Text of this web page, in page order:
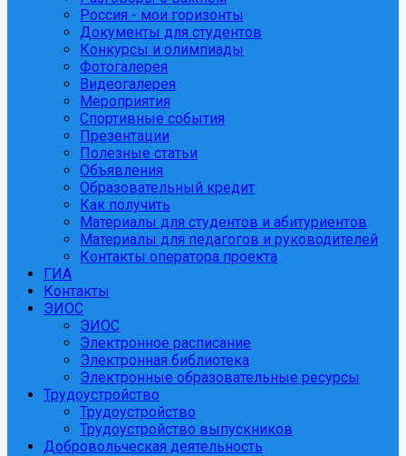
Россия - мои горизонты
Документы для студентов
Конкурсы и олимпиады
Фотогалерея
Видеогалерея
Мероприятия
Спортивные события
Презентации
Полезные статьи
Объявления
Образовательный кредит
Как получить
Материалы для студентов и абитуриентов
Материалы для педагогов и руководителей
Контакты оператора проекта
ГИА
Контакты
ЭИОС
ЭИОС
Электронное расписание
Электронная библиотека
Электронные образовательные ресурсы
Трудоустройство
Трудоустройство
Трудоустройство выпускников
Добровольческая деятельность